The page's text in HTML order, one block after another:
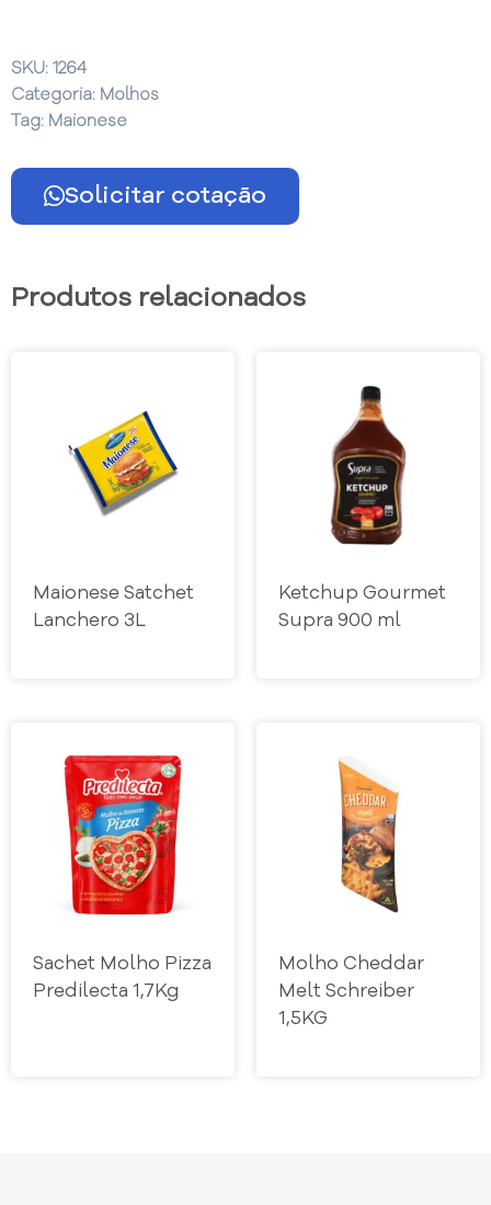
SKU: 1264
Categoria: Molhos
Tag: Maionese
Solicitar cotação
Produtos relacionados
Maionese Satchet
Lanchero 3L
Ketchup Gourmet
Supra 900 ml
Sachet Molho Pizza
Predilecta 1,7Kg
Molho Cheddar
Melt Schreiber
1,5KG